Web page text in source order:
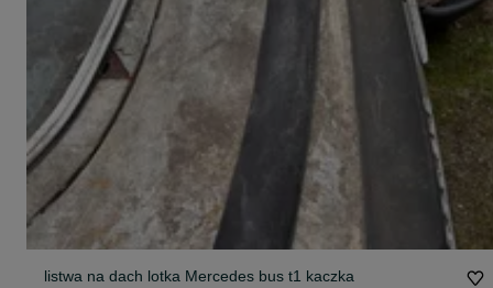
listwa na dach lotka Mercedes bus t1 kaczka